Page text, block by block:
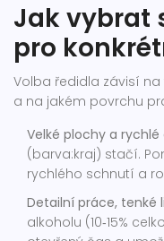
Jak vybrat
pro
Volba ředidla závisí
a na jakém povrchu
Velké plochy a rychlé
(barva:kraj) stačí.
rychlého schnutí a
Detailní práce, tenké
alkoholu (10‑15%